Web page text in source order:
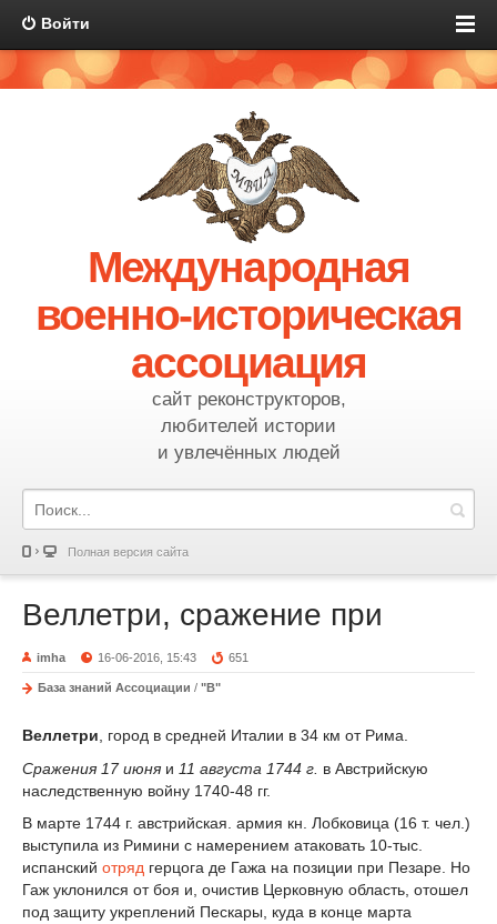
Войти
Международная
военно-историческая
ассоциация
сайт реконструкторов,
любителей истории
и увлечённых людей
Полная версия сайта
Веллетри, сражение при
imha 16-06-2016, 15:43 651
База знаний Ассоциации / "В"
Веллетри , город в средней Италии в 34 км от Рима.
Сражения 17 июня и 11 августа 1744 г. в Австрийскую
наследственную войну 1740-48 гг.
В марте 1744 г. австрийская. армия кн. Лобковица (16 т. чел.)
выступила из Римини с намерением атаковать 10-тыс.
испанский отряд герцога де Гажа на позиции при Пезаре. Но
Гаж уклонился от боя и, очистив Церковную область, отошел
под защиту укреплений Пескары, куда в конце марта